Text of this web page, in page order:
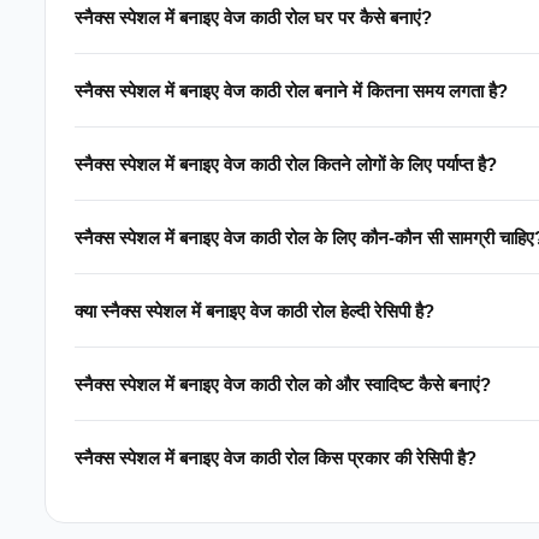
स्नैक्स स्पेशल में बनाइए वेज काठी रोल घर पर कैसे बनाएं?
स्नैक्स स्पेशल में बनाइए वेज काठी रोल बनाने में कितना समय लगता है?
स्नैक्स स्पेशल में बनाइए वेज काठी रोल कितने लोगों के लिए पर्याप्त है?
स्नैक्स स्पेशल में बनाइए वेज काठी रोल के लिए कौन-कौन सी सामग्री
क्या स्नैक्स स्पेशल में बनाइए वेज काठी रोल हेल्दी रेसिपी है?
स्नैक्स स्पेशल में बनाइए वेज काठी रोल को और स्वादिष्ट कैसे बनाएं?
स्नैक्स स्पेशल में बनाइए वेज काठी रोल किस प्रकार की रेसिपी है?